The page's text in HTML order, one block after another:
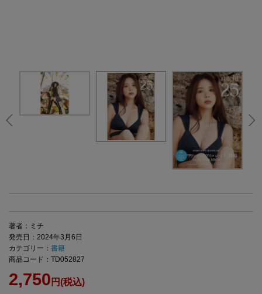
著者：ミチ
発売日：2024年3月6日
カテゴリー： 書籍
商品コード：TD052827
2,750 円(税込)